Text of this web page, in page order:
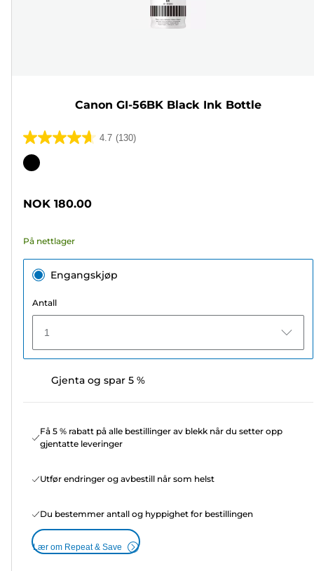
Canon GI-56BK Black Ink Bottle
4.7 (130)
4.7
av
130
Fargekassett
NOK 180.00
På nettlager
Engangskjøp
Antall
1
Gjenta og spar 5 %
Få 5 % rabatt på alle bestillinger av blekk når du setter opp
gjentatte leveringer
Utfør endringer og avbestill når som helst
Du bestemmer antall og hyppighet for bestillingen
Lær om Repeat & Save